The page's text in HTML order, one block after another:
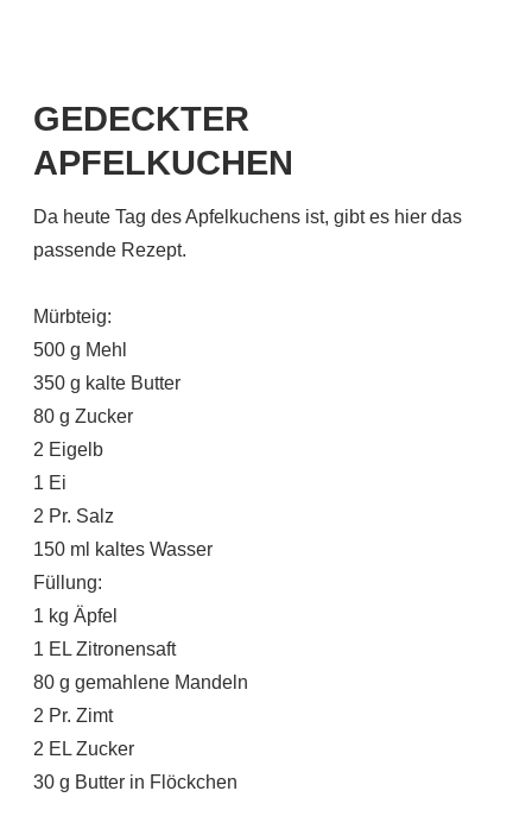
GEDECKTER
APFELKUCHEN
Da heute Tag des Apfelkuchens ist, gibt es hier das
passende Rezept.
Mürbteig:
500 g Mehl
350 g kalte Butter
80 g Zucker
2 Eigelb
1 Ei
2 Pr. Salz
150 ml kaltes Wasser
Füllung:
1 kg Äpfel
1 EL Zitronensaft
80 g gemahlene Mandeln
2 Pr. Zimt
2 EL Zucker
30 g Butter in Flöckchen